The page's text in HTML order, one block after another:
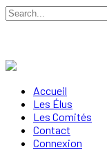
Accueil
Les Élus
Les Comités
Contact
Connexion